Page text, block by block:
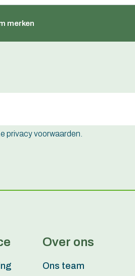
merken
privacy voorwaarden.
Over ons
Ons team